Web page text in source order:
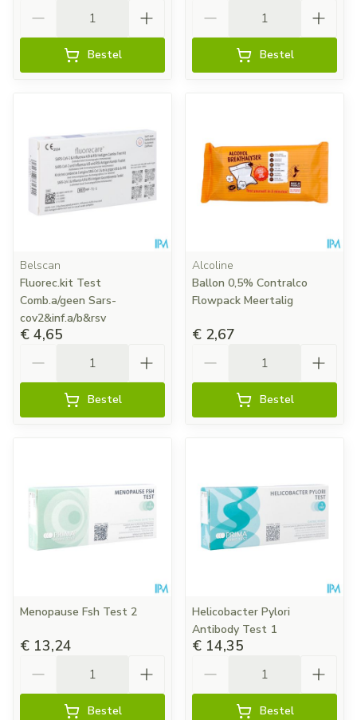
Bestel Bestel
Belscan
Fluorec.kit Test
Comb.a/geen Sars-
cov2&inf.a/b&rsv
€ 4,65
Bestel
Alcoline
Ballon 0,5% Contralco
Flowpack Meertalig
€ 2,67
Bestel
Menopause Fsh Test 2
€ 13,24
Bestel
Helicobacter Pylori
Antibody Test 1
€ 14,35
Bestel